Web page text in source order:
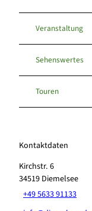
Veranstaltung
Sehenswertes
Touren
Kontaktdaten
Kirchstr. 6
34519 Diemelsee
+49 5633 91133